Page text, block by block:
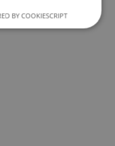
BY COOKIESCRIPT